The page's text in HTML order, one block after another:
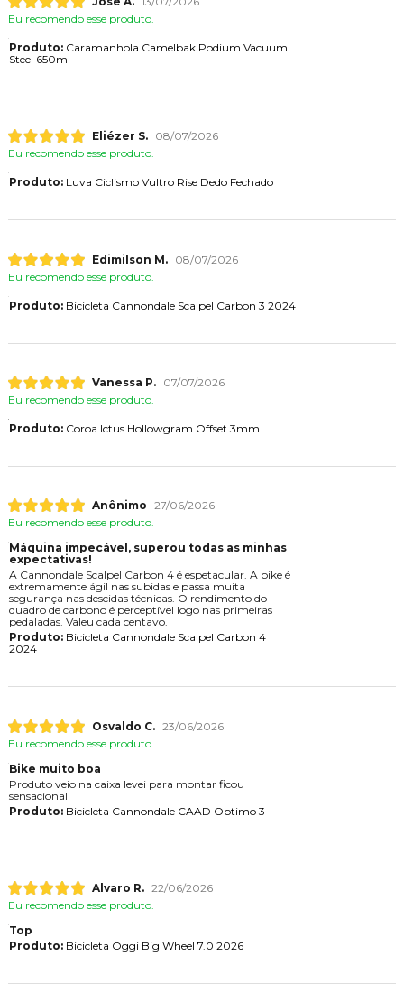
Eu recomendo esse produto.
Produto:Caramanhola Camelbak Podium Vacuum
Steel 650ml
Eliézer S.
08/07/2026
Eu recomendo esse produto.
Produto:Luva Ciclismo Vultro Rise Dedo Fechado
Edimilson M.
08/07/2026
Eu recomendo esse produto.
Produto:Bicicleta Cannondale Scalpel Carbon 3 2024
Vanessa P.
07/07/2026
Eu recomendo esse produto.
Produto:Coroa Ictus Hollowgram Offset 3mm
Anônimo 27/06/2026
Eu recomendo esse produto.
Máquina impecável, superou todas as minhas
expectativas!
A Cannondale Scalpel Carbon 4 é espetacular. A bike é
extremamente ágil nas subidas e passa muita
segurança nas descidas técnicas. O rendimento do
quadro de carbono é perceptível logo nas primeiras
pedaladas. Valeu cada centavo.
Produto:Bicicleta Cannondale Scalpel Carbon 4
2024
Osvaldo C. 23/06/2026
Eu recomendo esse produto.
Bike muito boa
Produto veio na caixa levei para montar ficou
sensacional
Produto:Bicicleta Cannondale CAAD Optimo 3
Alvaro R. 22/06/2026
Eu recomendo esse produto.
Top
Produto:Bicicleta Oggi Big Wheel 7.0 2026